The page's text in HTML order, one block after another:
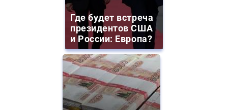
Где будет встреча
президентов США
и России: Европа?